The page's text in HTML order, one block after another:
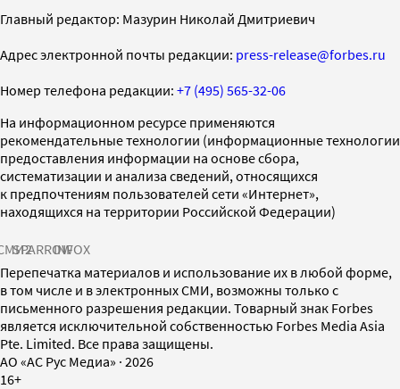
Главный редактор: Мазурин Николай Дмитриевич
Адрес электронной почты редакции: press-release@forbes.ru
Номер телефона редакции: +7 (495) 565-32-06
На информационном ресурсе применяются
рекомендательные технологии (информационные технологии
предоставления информации на основе сбора,
систематизации и анализа сведений, относящихся
к предпочтениям пользователей сети «Интернет»,
находящихся на территории Российской Федерации)
SPARROWINFOX
Перепечатка материалов и использование их в любой форме,
в том числе и в электронных СМИ, возможны только с
письменного разрешения редакции. Товарный знак Forbes
является исключительной собственностью Forbes Media Asia
Pte. Limited. Все права защищены.
AO «АС Рус Медиа» · 2026
16+